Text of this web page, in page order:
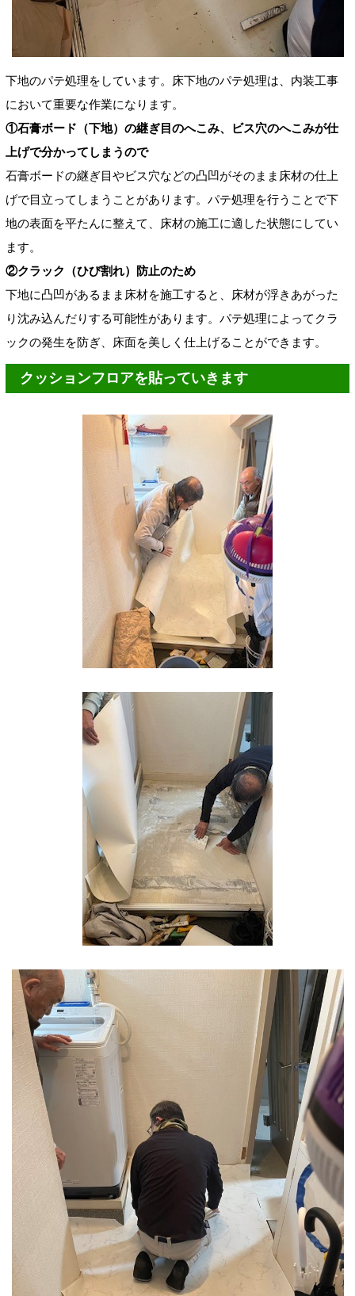
下地のパテ処理をしています。床下地のパテ処理は、内装工事
において重要な作業になります。
①石膏ボード（下地）の継ぎ目のへこみ、ビス穴のへこみが仕
上げで分かってしまうので
石膏ボードの継ぎ目やビス穴などの凸凹がそのまま床材の仕上
げで目立ってしまうことがあります。パテ処理を行うことで下
地の表面を平たんに整えて、床材の施工に適した状態にしてい
ます。
②クラック（ひび割れ）防止のため
下地に凸凹があるまま床材を施工すると、床材が浮きあがった
り沈み込んだりする可能性があります。パテ処理によってクラ
ックの発生を防ぎ、床面を美しく仕上げることができます。
クッションフロアを貼っていきます